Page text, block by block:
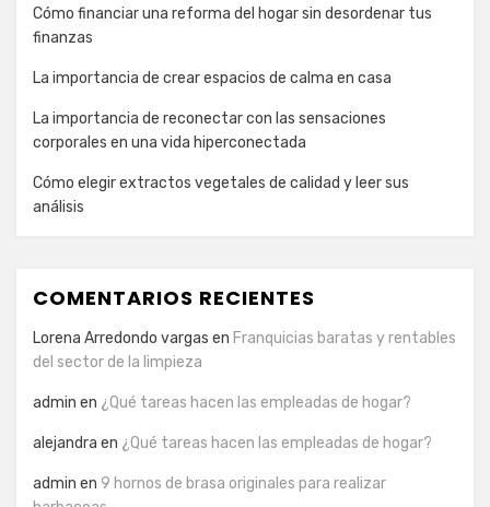
Cómo financiar una reforma del hogar sin desordenar tus
finanzas
La importancia de crear espacios de calma en casa
La importancia de reconectar con las sensaciones
corporales en una vida hiperconectada
Cómo elegir extractos vegetales de calidad y leer sus
análisis
COMENTARIOS RECIENTES
Lorena Arredondo vargas en Franquicias baratas y rentables
del sector de la limpieza
admin en ¿Qué tareas hacen las empleadas de hogar?
alejandra en ¿Qué tareas hacen las empleadas de hogar?
admin en 9 hornos de brasa originales para realizar